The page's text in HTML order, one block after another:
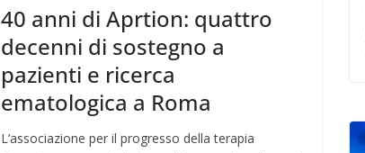
40 anni di Aprtion: quattro
decenni di sostegno a
pazienti e ricerca
ematologica a Roma
L’associazione per il progresso della terapia